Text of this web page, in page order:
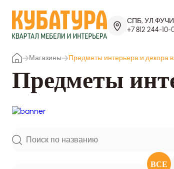
СПБ,
+7 812 244-10-
Магазины Предметы интерьера и декора
Предметы
ВСЕ